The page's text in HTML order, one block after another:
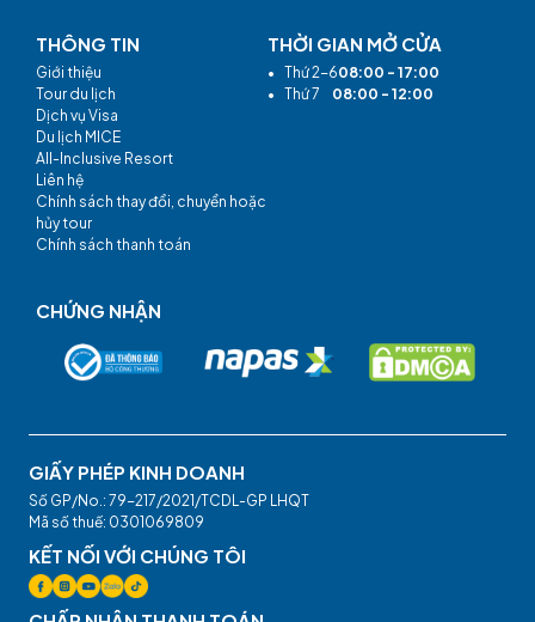
THÔNG TIN
Giới thiệu
Tour du lịch
Dịch vụ Visa
Du lịch MICE
All-Inclusive Resort
Liên hệ
Chính sách thay đổi, chuyển hoặc
hủy tour
Chính sách thanh toán
THỜI GIAN MỞ CỬA
• Thứ 2-608:00 - 17:00
• Thứ 7 08:00 - 12:00
CHỨNG NHẬN
GIẤY PHÉP KINH DOANH
Số GP/No.: 79-217/2021/TCDL-GP LHQT
Mã số thuế: 0301069809
KẾT NỐI VỚI CHÚNG TÔI